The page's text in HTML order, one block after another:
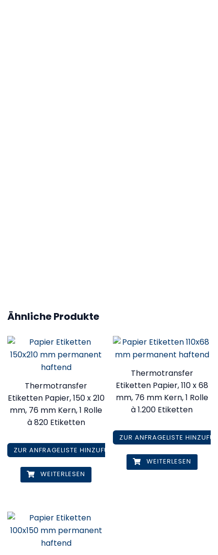
Ähnliche Produkte
Thermotransfer
Etiketten Papier, 150 x 210
mm, 76 mm Kern, 1 Rolle
à 820 Etiketten
ZUR ANFRAGELISTE HINZUFÜGEN
WEITERLESEN
Thermotransfer
Etiketten Papier, 110 x 68
mm, 76 mm Kern, 1 Rolle
à 1.200 Etiketten
ZUR ANFRAGELISTE
WEITERLESEN